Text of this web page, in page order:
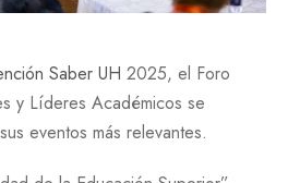
Saber UH 2025, el Foro
y Líderes Académicos se
eventos más relevantes.